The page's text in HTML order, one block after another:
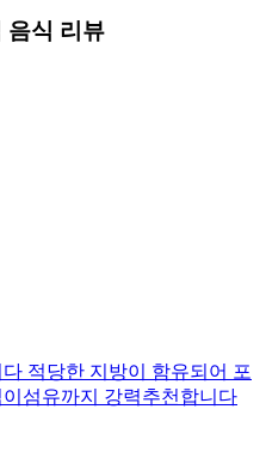
음식 리뷰
적당한 지방이 함유되어 포
섬유까지 강력추천합니다